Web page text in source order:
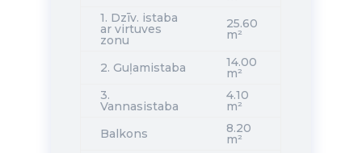
1. Dzīv. istaba
ar virtuves
zonu
25.60
m²
2. Guļamistaba 14.00
m²
3.
Vannasistaba
4.10
m²
Balkons
8.20
m²